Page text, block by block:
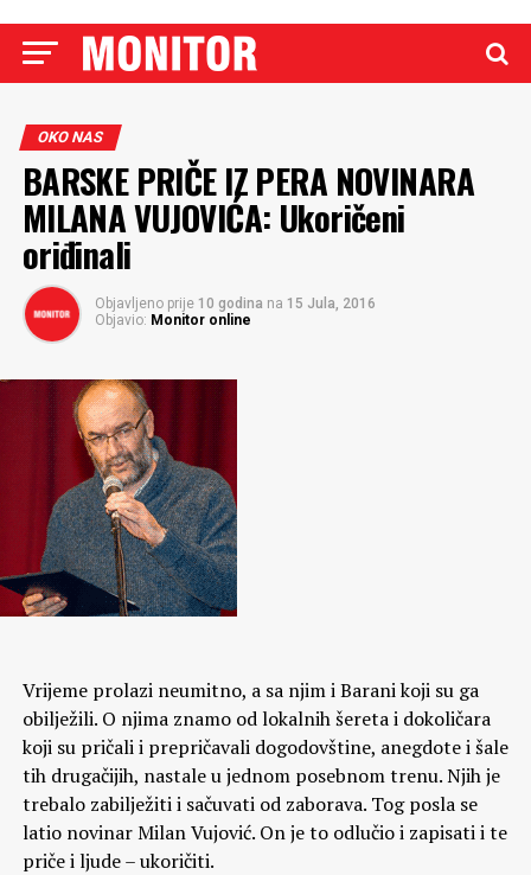
OKO NAS
BARSKE PRIČE IZ PERA NOVINARA
MILANA VUJOVIĆA: Ukoričeni
oriđinali
Objavljeno prije 10 godina na 15 Jula, 2016
Objavio: Monitor online
Vrijeme prolazi neumitno, a sa njim i Barani koji su ga
obilježili. O njima znamo od lokalnih šereta i dokoličara
koji su pričali i prepričavali dogodovštine, anegdote i šale
tih drugačijih, nastale u jednom posebnom trenu. Njih je
trebalo zabilježiti i sačuvati od zaborava. Tog posla se
latio novinar Milan Vujović. On je to odlučio i zapisati i te
priče i ljude – ukoričiti.